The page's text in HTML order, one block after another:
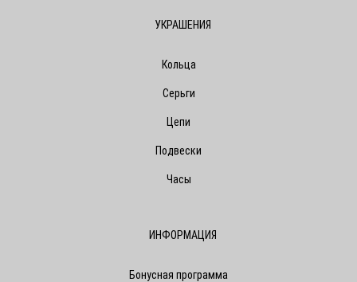
УКРАШЕНИЯ
Кольца
Серьги
Цепи
Подвески
Часы
ИНФОРМАЦИЯ
Бонусная программа